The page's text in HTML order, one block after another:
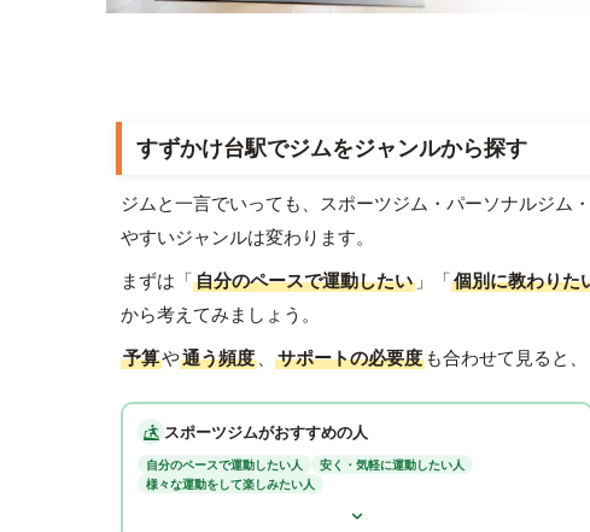
すずかけ台駅でジムをジャンルから探す
ジムと一言でいっても、スポーツジム・パーソナルジム
やすいジャンルは変わります。
まずは「自分のペースで運動したい 」「個別に教わりた
から考えてみましょう。
予算や通う頻度 、 サポートの必要度 も合わせて見ると
スポーツジムがおすすめの人
自分のペースで運動したい人
安く・気軽に運動したい人
様々な運動をして楽しみたい人